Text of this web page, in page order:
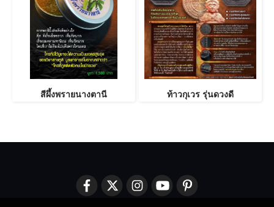
สีผึ้งพรายนางตานี ท้าวกุเวร รุ่นดวงดี